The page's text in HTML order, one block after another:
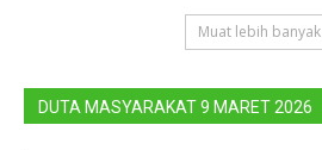
Muat lebih banyak
DUTA MASYARAKAT 9 MARET 2026